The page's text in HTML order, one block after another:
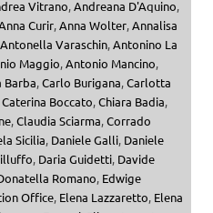
Vitrano,Andreana D'Aquino,
Curir,Anna Wolter,Annalisa
Antonella Varaschin,Antonino La
Maggio,Antonio Mancino,
Barba,Carlo Burigana,Carlotta
Caterina Boccato,Chiara Badia,
,Claudia Sciarma,Corrado
Sicilia, Daniele Galli, Daniele
, Daria Guidetti, Davide
Romano, Edwige
Office, Elena Lazzaretto, Elena